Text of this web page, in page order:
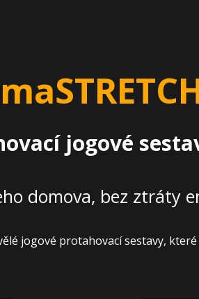
jogové
domova, bez ztráty
jogové protahovací sestavy, které